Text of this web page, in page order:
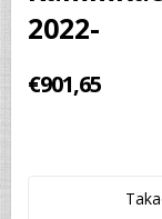
2022-
€901,65